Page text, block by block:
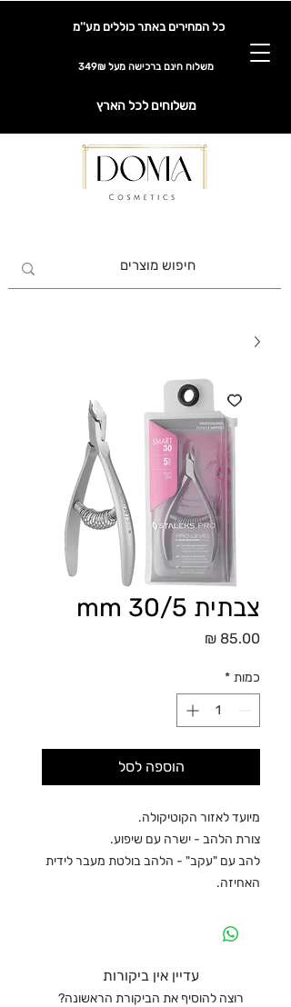
כל המחירים באתר כוללים מע''מ
משלוח חינם ברכישה מעל 349₪
משלוחים לכל הארץ
צבתית 30/5 mm
כמות *
הוספה לסל
מיועד לאזור הקוטיקולה.
צורת הלהב - ישרה עם שיפוע.
להב עם "עקב" - הלהב בולטת מעבר לידית
האחיזה.
עדיין אין ביקורות
רוצה להוסיף את הביקורת הראשונה?